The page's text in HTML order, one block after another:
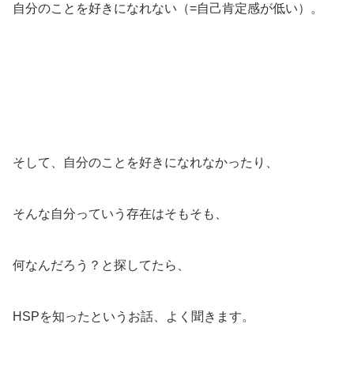
自分のことを好きになれない（=自己肯定感が低い）。
そして、自分のことを好きになれなかったり、
そんな自分っていう存在はそもそも、
何なんだろう？と探してたら、
HSPを知ったというお話、よく聞きます。